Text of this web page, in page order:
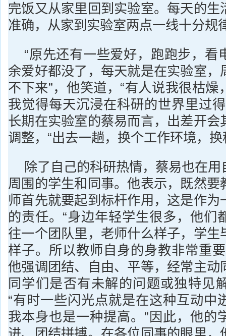
完饭又从家里回到实验室。每天的生
准确，从家到实验室两点一线十分规
“原先还有一些爱好，跑跑步，看
余爱好都没了，每天就是在实验室，
不下来”，他笑道，“有人说我很枯燥
我觉得每天沉浸在科研的世界里过
长期在实验室的蔡易而言，出差开会
调整，“出去一趟，换个工作环境，
除了自己的科研热情，蔡易也在
周围的学生和同事。他表示，既然要
师首先就要起到标杆作用，这是作为
的责任。“身边年轻学生很多，他们
往一个团队里，老师什么样子，学生
样子。所以教师自身的身教非常重
他强调团结、自由、平等，经常主动
同学们是否有未解的问题或独特见
“有时一些闪光点就是在这种互动中
我本身也是一种提高。”因此，他的